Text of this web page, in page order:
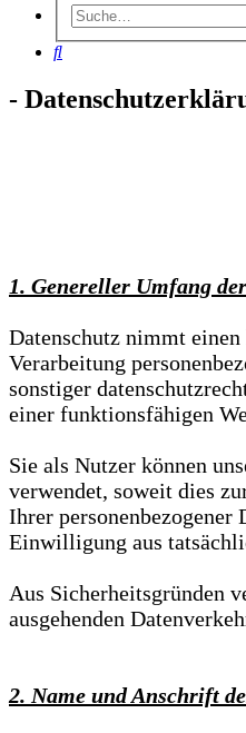
Suche
-
1. Genereller Umfang
Datenschutz nimmt
Verarbeitung
sonstiger
einer funktionsfähigen
Sie als Nutzer können
verwendet, soweit dies
Ihrer
Einwilligung aus
Aus Sicherheitsgründen
ausgehenden
2. Name und Anschrift